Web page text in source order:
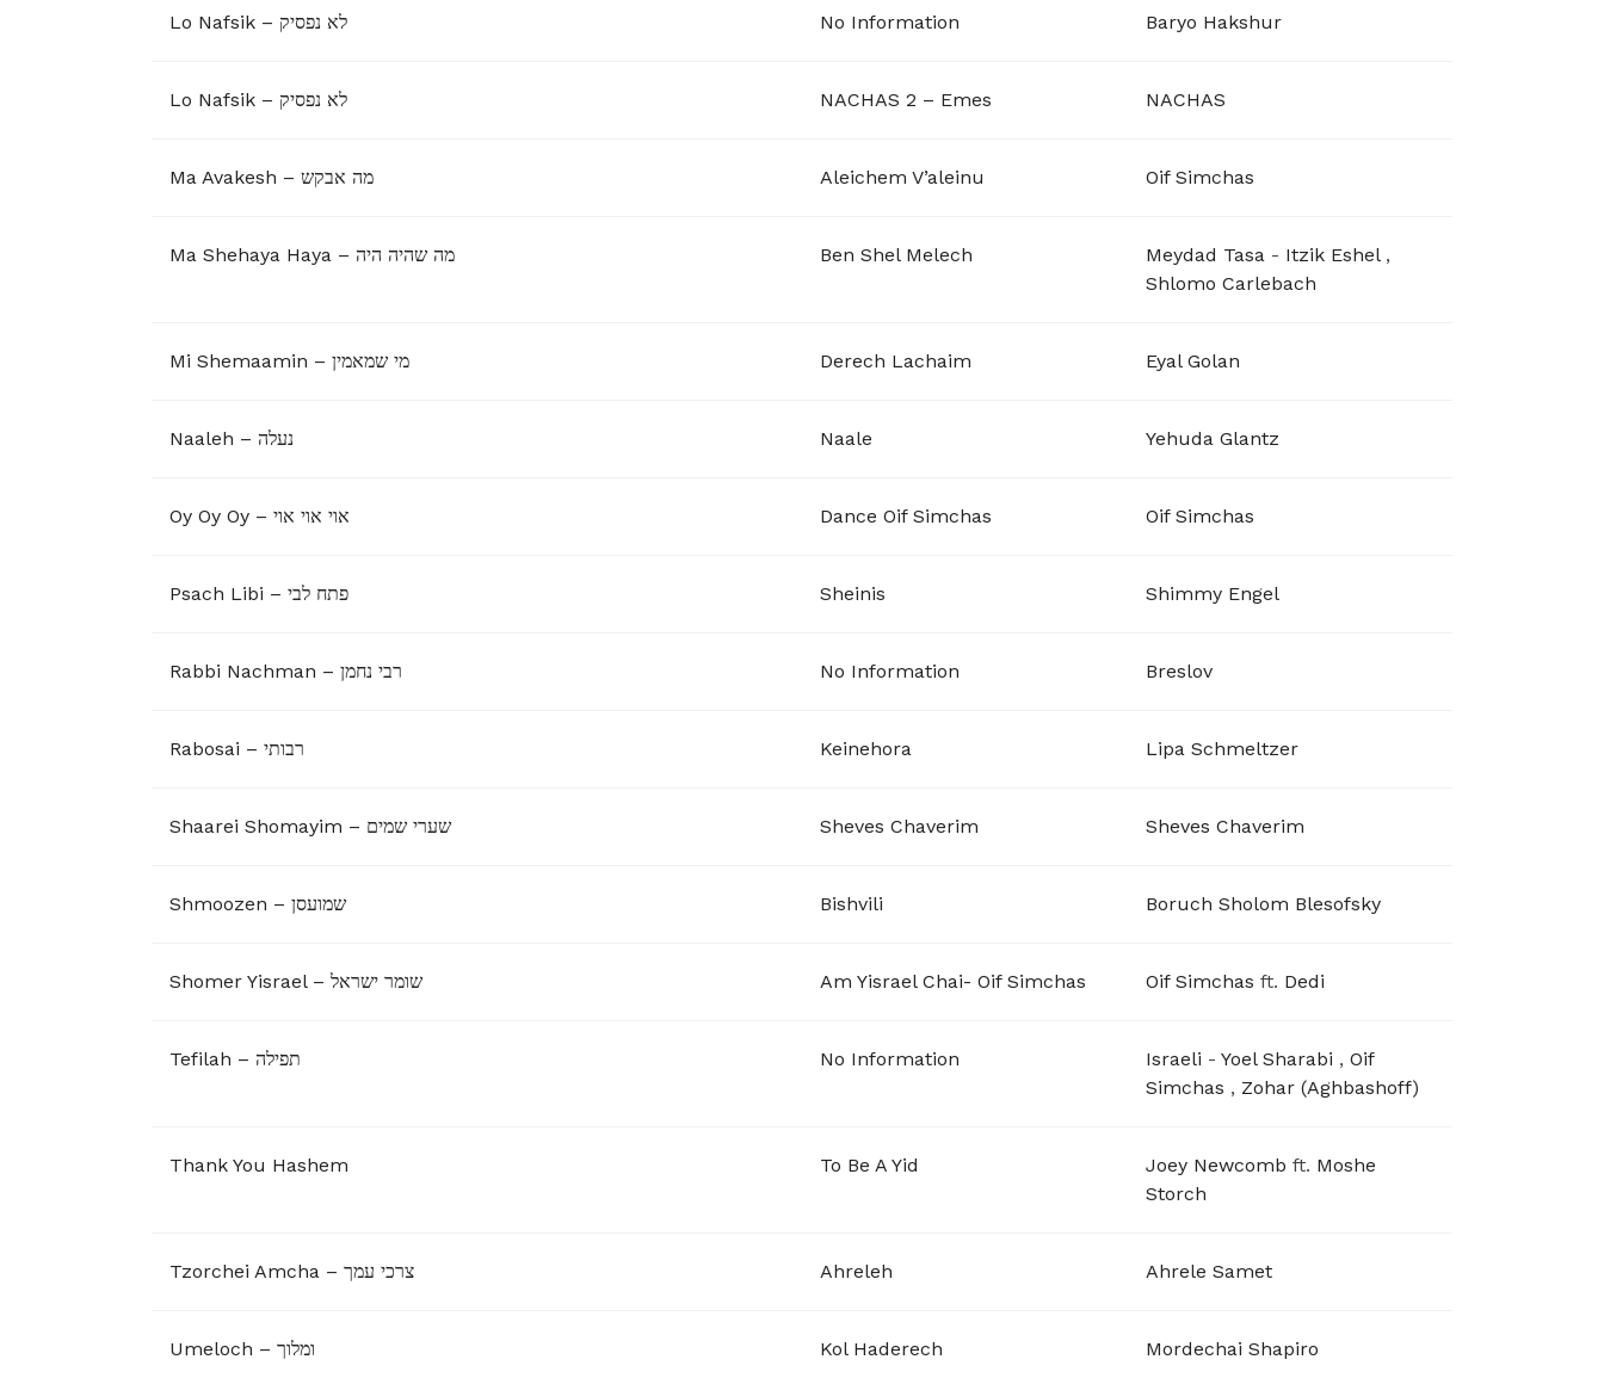
Lo Nafsik – לא נפסיק No Information Baryo Hakshur
Lo Nafsik – לא נפסיק NACHAS 2 – Emes NACHAS
Ma Avakesh – מה אבקש Aleichem V’aleinu Oif Simchas
Ma Shehaya Haya – מה שהיה היה Ben Shel Melech Meydad Tasa - Itzik Eshel,
Shlomo Carlebach
Mi Shemaamin – מי שמאמין Derech Lachaim Eyal Golan
Naaleh – נעלה Naale Yehuda Glantz
Oy Oy Oy – אוי אוי אוי Dance Oif Simchas Oif Simchas
Psach Libi – פתח לבי Sheinis Shimmy Engel
Rabbi Nachman – רבי נחמן No Information Breslov
Rabosai – רבותי Keinehora Lipa Schmeltzer
Shaarei Shomayim – שערי שמים Sheves Chaverim Sheves Chaverim
Shmoozen – שמועסן Bishvili Boruch Sholom Blesofsky
Shomer Yisrael – שומר ישראל Am Yisrael Chai- Oif Simchas Oif Simchas ft. Dedi
Tefilah – תפילה No Information Israeli - Yoel Sharabi , Oif
Simchas , Zohar (Aghbashoff)
Thank You Hashem To Be A Yid Joey Newcomb ft. Moshe
Storch
Tzorchei Amcha – ‏צרכי עמך Ahreleh Ahrele Samet
Umeloch – ומלוך Kol Haderech Mordechai Shapiro